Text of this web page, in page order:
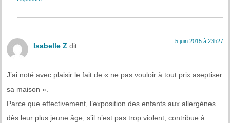
Isabelle Z dit :
5 juin 2015 à 23h27
J’ai noté avec plaisir le fait de « ne pas vouloir à tout prix aseptiser
sa maison ».
Parce que effectivement, l’exposition des enfants aux allergènes
dès leur plus jeune âge, s’il n’est pas trop violent, contribue à